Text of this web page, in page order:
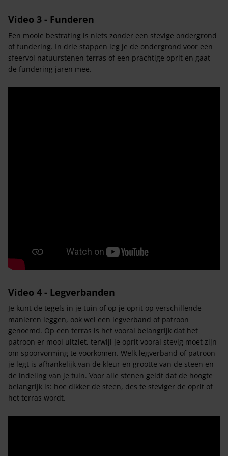
Video 3 - Funderen
Een mooie bestrating is niets zonder een stevige ondergrond
of fundering. In drie stappen leg je de ondergrond voor een
sfeervol natuurstenen terras of een prachtige oprit en gaat
de fundering jaren mee.
Video 4 - Legverbanden
Je kunt de tegels in je tuin of op je oprit op verschillende
manieren leggen, ook wel een legverband of patroon
genoemd. Op een terras is het vooral belangrijk dat het
patroon er mooi uitziet, terwijl je oprit vooral stevig moet zijn
om spoorvorming te voorkomen. Welk legverband of patroon
je legt is afhankelijk van de kleur en grootte van de steen en
de indeling van je tuin. Voor alle stenen geldt dat de hoogte
belangrijk is: hoe dikker de steen, des te steviger de oprit of
het terras wordt.